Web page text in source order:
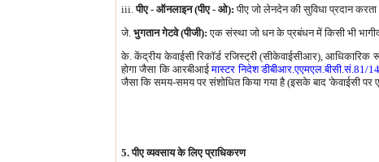
iii.पीए - ऑनलाइन (पीए - ओ): पीए जो लेनदेन की सुविधा प्रदान
जे. भुगतान गेटवे (पीजी): एक संस्था जो धन के प्रबंधन में किसी भी
के. केंद्रीय केवाईसी रिकॉर्ड रजिस्ट्री (सीकेवाईसीआर), आधिकारिक
होगा जैसा कि आरबीआईमास्टर निदेश डीबीआर.एएमएल.बीसी.सं.81/
जैसा कि समय-समय पर संशोधित किया गया है (इसके बाद 'केवाईसी पर
5. पीए व्यवसाय के लिए प्राधिकरण